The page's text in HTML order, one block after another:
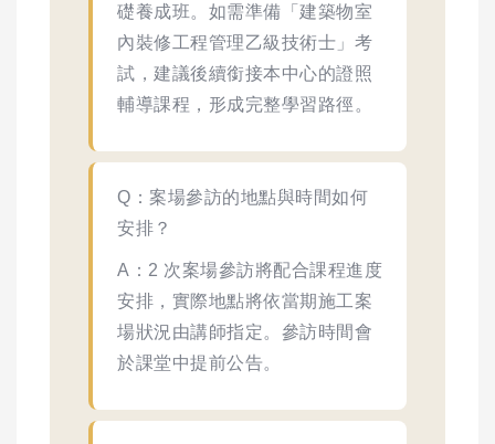
礎養成班。如需準備「建築物室
內裝修工程管理乙級技術士」考
試，建議後續銜接本中心的證照
輔導課程，形成完整學習路徑。
Q：案場參訪的地點與時間如何
安排？
A：2 次案場參訪將配合課程進度
安排，實際地點將依當期施工案
場狀況由講師指定。參訪時間會
於課堂中提前公告。